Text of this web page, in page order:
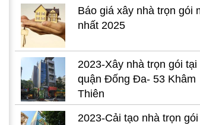
Báo giá xây nhà trọn gói
nhất 2025
2023-Xây nhà trọn gói tại
quận Đống Đa- 53 Khâm
Thiên
2023-Cải tạo nhà trọn gói